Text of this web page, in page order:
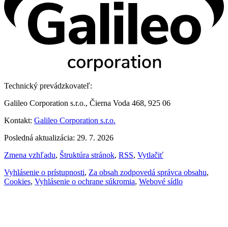
Technický prevádzkovateľ:
Galileo Corporation s.r.o., Čierna Voda 468, 925 06
Kontakt: Galileo Corporation s.r.o.
Posledná aktualizácia: 29. 7. 2026
Zmena vzhľadu, Štruktúra stránok, RSS, Vytlačiť
Vyhlásenie o prístupnosti, Za obsah zodpovedá správca obsahu,
Cookies, Vyhlásenie o ochrane súkromia, Webové sídlo